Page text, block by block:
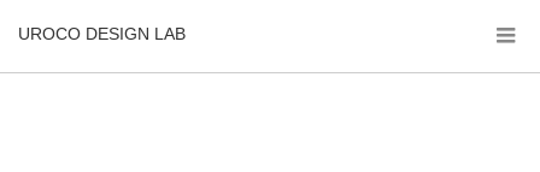
UROCO DESIGN LAB